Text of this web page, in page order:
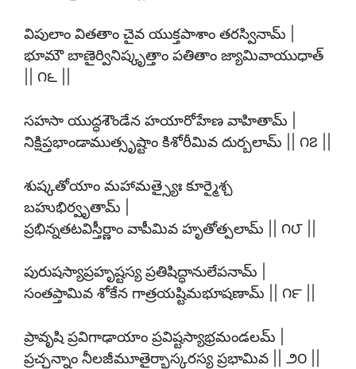
విపులాం వితతాం చైవ యుక్తపాశాం తరస్వినామ్ |
భూమౌ బాణైర్వినిష్కృత్తాం పతితాం జ్యామివాయుధాత్
|| ౧౬ ||
సహసా యుద్ధశౌండేన హయారోహేణ వాహితామ్ |
నిక్షిప్తభాండాముత్సృష్టాం కిశోరీమివ దుర్బలామ్ || ౧౭ ||
శుష్కతోయాం మహామత్స్యైః కూర్మైశ్చ
బహుభిర్వృతామ్ |
ప్రభిన్నతటవిస్తీర్ణాం వాపీమివ హృతోత్పలామ్ || ౧౮ ||
పురుషస్యాప్రహృష్టస్య ప్రతిషిద్ధానులేపనామ్ |
సంతప్తామివ శోకేన గాత్రయష్టిమభూషణామ్ || ౧౯ ||
ప్రావృషి ప్రవిగాఢాయాం ప్రవిష్టస్యాభ్రమండలమ్ |
ప్రచ్ఛన్నాం నీలజీమూతైర్భాస్కరస్య ప్రభామివ || ౨౦ ||